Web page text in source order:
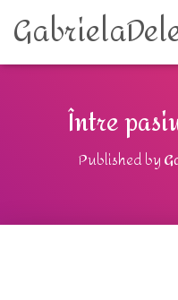
Între
Published by